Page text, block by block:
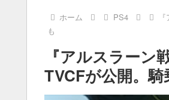
ホーム PS4
も
『アルスラー
TVCFが公開。